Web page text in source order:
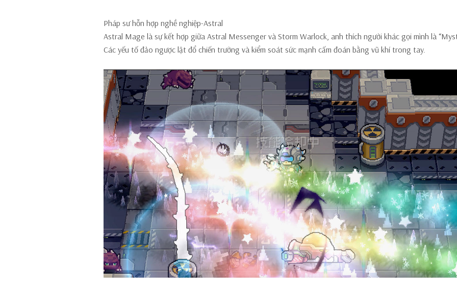
Pháp sư hỗn hợp nghề nghiệp-Astral
Astral Mage là sự kết hợp giữa Astral Messenger và Storm Warlock, anh thích người khác gọi mình là
Các yếu tố đảo ngược lật đổ chiến trường và kiểm soát sức mạnh cấm đoán bằng vũ khí trong tay.